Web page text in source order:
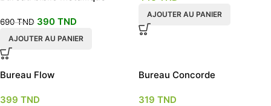
690TND 390 TND
AJOUTER AU PANIER
AJOUTER AU PANIER
Bureau Flow
399 TND
Bureau Concorde
319 TND